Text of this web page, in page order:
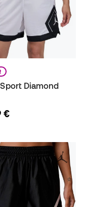
Diamond
€